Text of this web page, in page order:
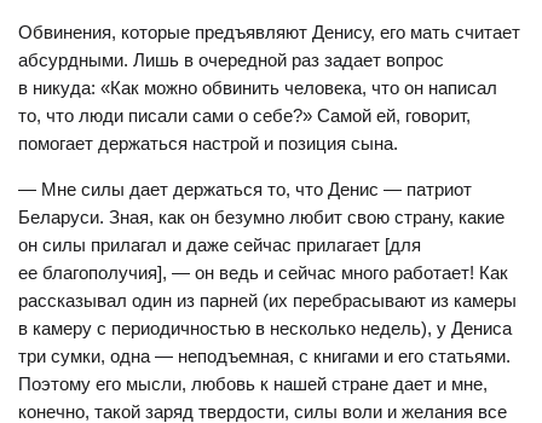
Обвинения, которые предъявляют Денису, его мать считает
абсурдными. Лишь в очередной раз задает вопрос
в никуда: «Как можно обвинить человека, что он написал
то, что люди писали сами о себе?» Самой ей, говорит,
помогает держаться настрой и позиция сына.
— Мне силы дает держаться то, что Денис — патриот
Беларуси. Зная, как он безумно любит свою страну, какие
он силы прилагал и даже сейчас прилагает [для
ее благополучия], — он ведь и сейчас много работает! Как
рассказывал один из парней (их перебрасывают из камеры
в камеру с периодичностью в несколько недель), у Дениса
три сумки, одна — неподъемная, с книгами и его статьями.
Поэтому его мысли, любовь к нашей стране дает и мне,
конечно, такой заряд твердости, силы воли и желания все